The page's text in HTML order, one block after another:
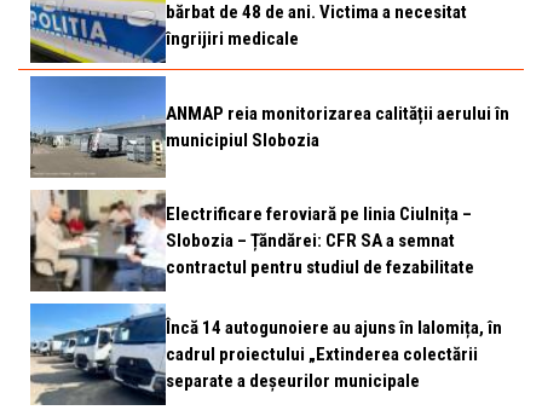
bărbat de 48 de ani. Victima a necesitat
îngrijiri medicale
ANMAP reia monitorizarea calității aerului în
municipiul Slobozia
Electrificare feroviară pe linia Ciulnița –
Slobozia – Țăndărei: CFR SA a semnat
contractul pentru studiul de fezabilitate
Încă 14 autogunoiere au ajuns în Ialomița, în
cadrul proiectului „Extinderea colectării
separate a deșeurilor municipale